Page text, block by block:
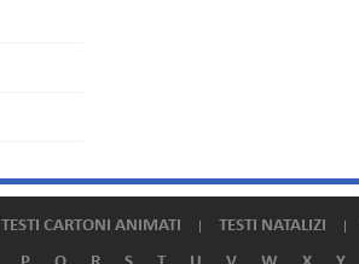
TESTI CARTONI ANIMATI TESTI NATALIZI